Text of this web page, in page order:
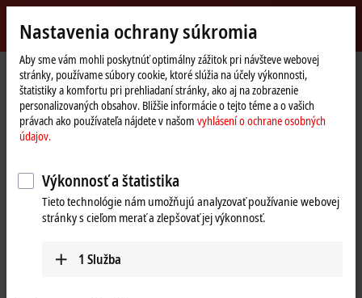
Beckhoff
-
New
Automation
Technology
myBeckhoff
Domovská
stránka
Support Download finder Search result
Search result
My bookmark list
You can bookmark downloads and download them here.
Nastavenia ochrany súkromia
Aby sme vám mohli poskytnúť optimálny zážitok pri návšteve webovej
stránky, používame súbory cookie, ktoré slúžia na účely výkonnosti,
štatistiky a komfortu pri prehliadaní stránky, ako aj na zobrazenie
personalizovaných obsahov. Bližšie informácie o tejto téme a o vašich
právach ako používateľa nájdete v našom vyhlásení o ochrane osobných
údajov.
Výkonnosť a štatistika
Tieto technológie nám umožňujú analyzovať používanie webovej
stránky s cieľom merať a zlepšovať jej výkonnosť.
1 Služba